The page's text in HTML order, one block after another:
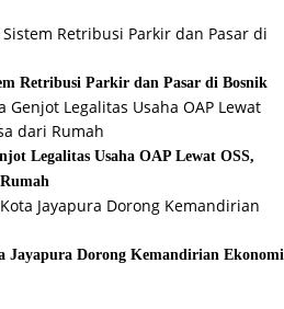
Retribusi Parkir dan Pasar di Bosnik
Legalitas Usaha OAP Lewat OSS,
Jayapura Dorong Kemandirian Ekonomi